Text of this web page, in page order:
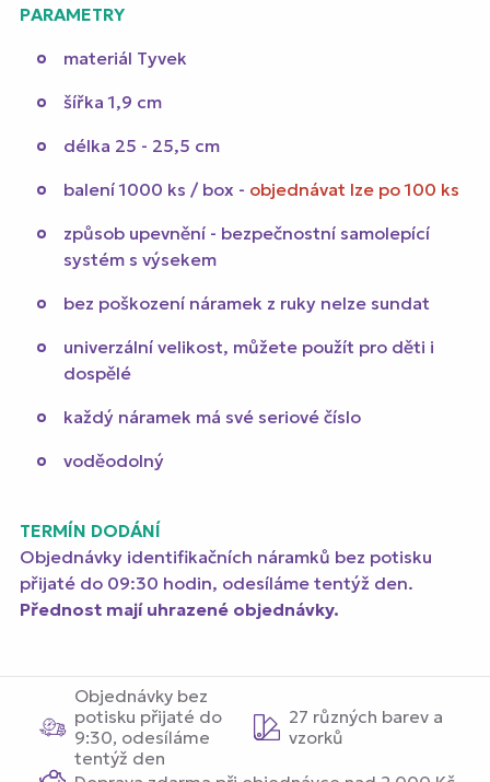
PARAMETRY
materiál Tyvek
šířka 1,9 cm
délka 25 - 25,5 cm
balení 1000 ks / box - objednávat lze po 100 ks
způsob upevnění - bezpečnostní samolepící
systém s výsekem
bez poškození náramek z ruky nelze sundat
univerzální velikost, můžete použít pro děti i
dospělé
každý náramek má své seriové číslo
voděodolný
TERMÍN DODÁNÍ
Objednávky identifikačních náramků bez potisku
přijaté do 09:30 hodin, odesíláme tentýž den.
Přednost mají uhrazené objednávky.
Objednávky bez
potisku přijaté do
9:30, odesíláme
tentýž den
27 různých barev a
vzorků